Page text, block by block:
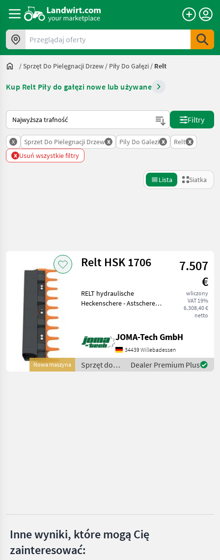
Przeglądaj oferty
/Sprzęt Do Pielęgnacji Drzew / Piły Do Gałęzi / Relt
Kup Relt Piły do gałęzi nowe lub używane
Tak sortuje się na Landwirt.com
Filtry
x Sprzet Do Pielegnacji Drzew x Pily Do Galezi x Relt x
x Usuń wszystkie filtry
Lista Siatka
Kategoria 4 Kraj Filtry
AKTUALNA
ŚCIEŻKA
technika
leśna
Sprzet Do
Pielegnacji
Drzew
Pily Do
Marketplace
dealerów
drobne
Zresetuj
Pokaż 1
wyników
Nowa maszyna
Relt HSK 1706
7.507
€
wliczony
VAT 19%
6.308,40 €
netto
RELT hydraulische
Heckenschere - Astschere
Einzigartiges selbstragenes
Gehäuse Sehr flexible
Einsatzvarianten d
JOMA-Tech GmbH
34439 Willebadessen
Sprzęt do
pielęgnacji
Dealer Premium Plus
Inne wyniki, które mogą Cię
zainteresować: